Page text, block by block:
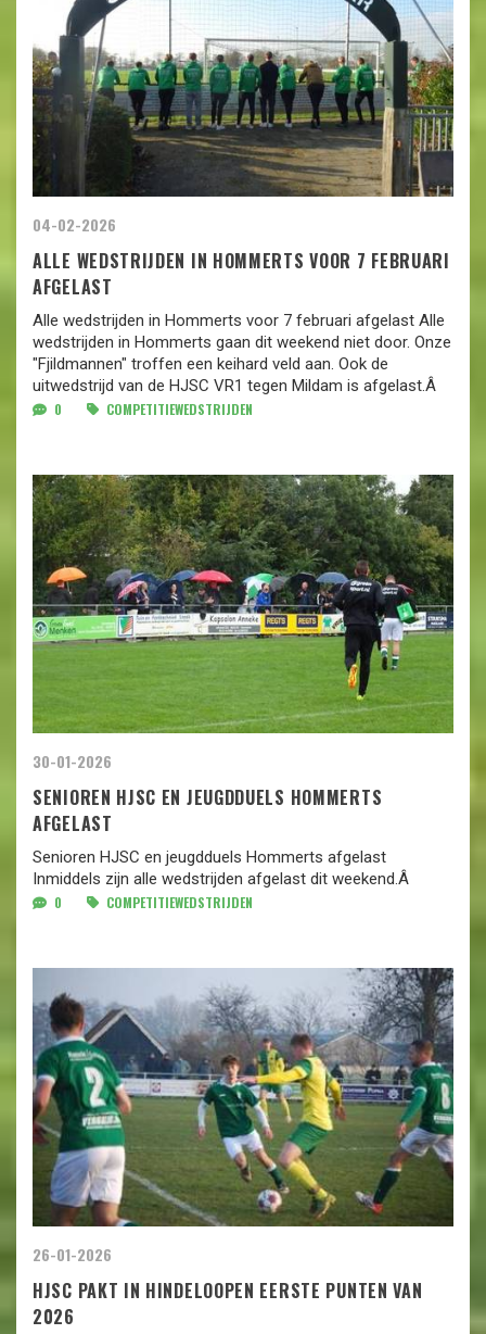
04-02-2026
ALLE WEDSTRIJDEN IN HOMMERTS VOOR 7 FEBRUARI
AFGELAST
Alle wedstrijden in Hommerts voor 7 februari afgelast Alle
wedstrijden in Hommerts gaan dit weekend niet door. Onze
"Fjildmannen" troffen een keihard veld aan. Ook de
uitwedstrijd van de HJSC VR1 tegen Mildam is afgelast.Â
0 COMPETITIEWEDSTRIJDEN
30-01-2026
SENIOREN HJSC EN JEUGDDUELS HOMMERTS
AFGELAST
Senioren HJSC en jeugdduels Hommerts afgelast
Inmiddels zijn alle wedstrijden afgelast dit weekend.Â
0 COMPETITIEWEDSTRIJDEN
26-01-2026
HJSC PAKT IN HINDELOOPEN EERSTE PUNTEN VAN
2026